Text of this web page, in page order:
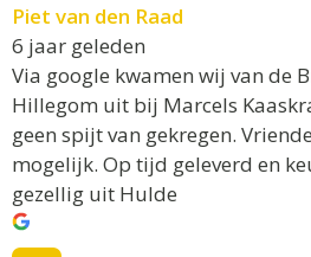
Piet van den Raad
6 jaar geleden
Via google kwamen wij van de
Hillegom uit bij Marcels
geen spijt van gekregen.
mogelijk. Op tijd geleverd en
gezellig uit Hulde